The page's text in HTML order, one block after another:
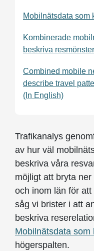
Mobilnätsdata som
Kombinerade
beskriva
Combined mobile
describe travel
(In English)
Trafikanalys
av hur väl
beskriva våra
möjligt att bryta
och inom län för
såg vi brister i att
beskriva
Mobilnätsdata
högerspalten.